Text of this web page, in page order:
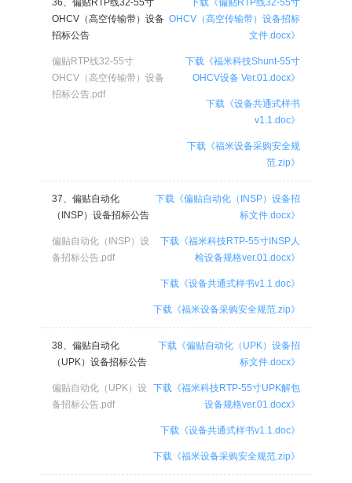
OHCV（高空传输带）设备
招标公告
偏贴RTP线32-55寸
OHCV（高空传输带）设备
招标公告.pdf
OHCV（高空传输带）设备招标
文件.docx》
下载《福米科技Shunt-55寸
OHCV设备 Ver.01.docx》
下载《设备共通式样书
v1.1.doc》
下载《福米设备采购安全规
范.zip》
37、偏贴自动化
（INSP）设备招标公告
偏贴自动化（INSP）设
备招标公告.pdf
下载《偏贴自动化（INSP）设备招
标文件.docx》
下载《福米科技RTP-55寸INSP人
检设备规格ver.01.docx》
下载《设备共通式样书v1.1.doc》
下载《福米设备采购安全规范.zip》
38、偏贴自动化
（UPK）设备招标公告
偏贴自动化（UPK）设
备招标公告.pdf
下载《偏贴自动化（UPK）设备招
标文件.docx》
下载《福米科技RTP-55寸UPK解包
设备规格ver.01.docx》
下载《设备共通式样书v1.1.doc》
下载《福米设备采购安全规范.zip》